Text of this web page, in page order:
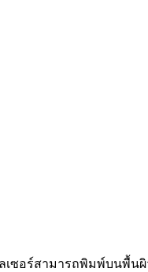
เซอร์สามารถพิมพ์บนพื้น